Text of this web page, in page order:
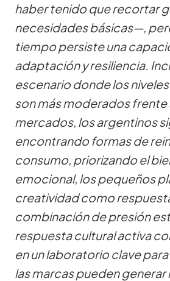
haber tenido que recortar
necesidades básicas—,
tiempo persiste una
adaptación y resiliencia.
escenario donde los
son más moderados frente
mercados, los argentinos
encontrando formas de
consumo, priorizando el
emocional, los pequeños
creatividad como
combinación de presión
respuesta cultural activa
en un laboratorio clave
las marcas pueden generar